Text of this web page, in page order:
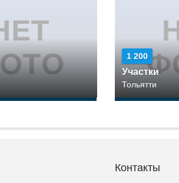
1 200
Участки
Тольятти
Контакты